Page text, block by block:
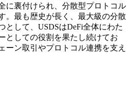
に裏付けられ、分散型プロトコル
。最も歴史が長く、最大級の分散
として、USDSはDeFi全体にわた
としての役割を果たし続けてお
ーン取引やプロトコル連携を支え